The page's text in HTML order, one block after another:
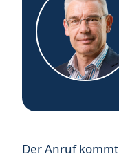
Der Anruf